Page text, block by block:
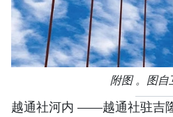
附图 。图自
越通社河内 ——越通社驻吉